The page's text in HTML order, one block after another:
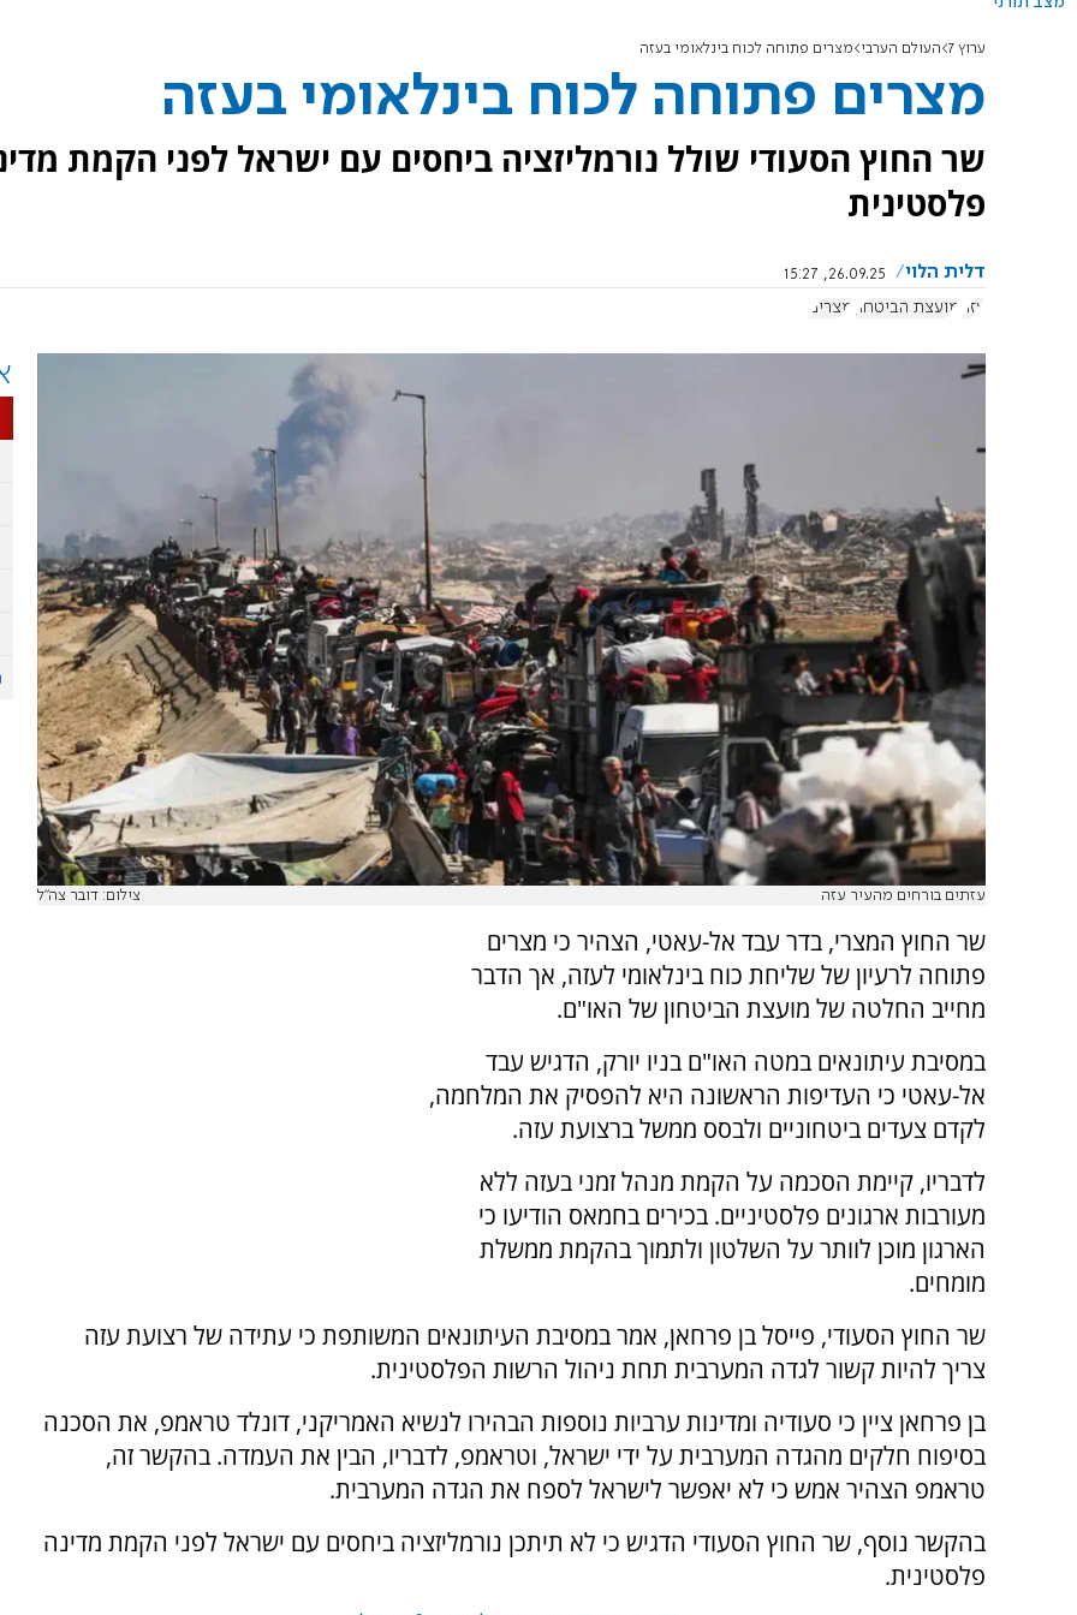
ערוץ 7 העולם הערבי מצרים פתוחה לכוח בינלאומי בעזה
מצרים פתוחה לכוח בינלאומי בעזה
שר החוץ הסעודי שולל נורמליזציה ביחסים עם ישראל לפני הקמת
פלסטינית
דלית הלוי
26.09.25, 15:27
עזה
מועצת הביטחון מצרים
עזתים בורחים מהעיר עזה צילום: דובר צה"ל
שר החוץ המצרי, בדר עבד אל-עאטי, הצהיר כי מצרים
פתוחה לרעיון של שליחת כוח בינלאומי לעזה, אך הדבר
מחייב החלטה של מועצת הביטחון של האו"ם.
במסיבת עיתונאים במטה האו"ם בניו יורק, הדגיש עבד
אל-עאטי כי העדיפות הראשונה היא להפסיק את המלחמה,
לקדם צעדים ביטחוניים ולבסס ממשל ברצועת עזה.
לדבריו, קיימת הסכמה על הקמת מנהל זמני בעזה ללא
מעורבות ארגונים פלסטיניים. בכירים בחמאס הודיעו כי
הארגון מוכן לוותר על השלטון ולתמוך בהקמת ממשלת
מומחים.
שר החוץ הסעודי, פייסל בן פרחאן, אמר במסיבת העיתונאים המשותפת כי עתידה של רצועת עזה
צריך להיות קשור לגדה המערבית תחת ניהול הרשות הפלסטינית.
בן פרחאן ציין כי סעודיה ומדינות ערביות נוספות הבהירו לנשיא האמריקני, דונלד טראמפ, את הסכנה
בסיפוח חלקים מהגדה המערבית על ידי ישראל, וטראמפ, לדבריו, הבין את העמדה. בהקשר זה,
טראמפ הצהיר אמש כי לא יאפשר לישראל לספח את הגדה המערבית.
בהקשר נוסף, שר החוץ הסעודי הדגיש כי לא תיתכן נורמליזציה ביחסים עם ישראל לפני הקמת מדינה
פלסטינית.